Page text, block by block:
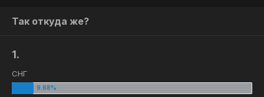
Так откуда же?
1.
СНГ